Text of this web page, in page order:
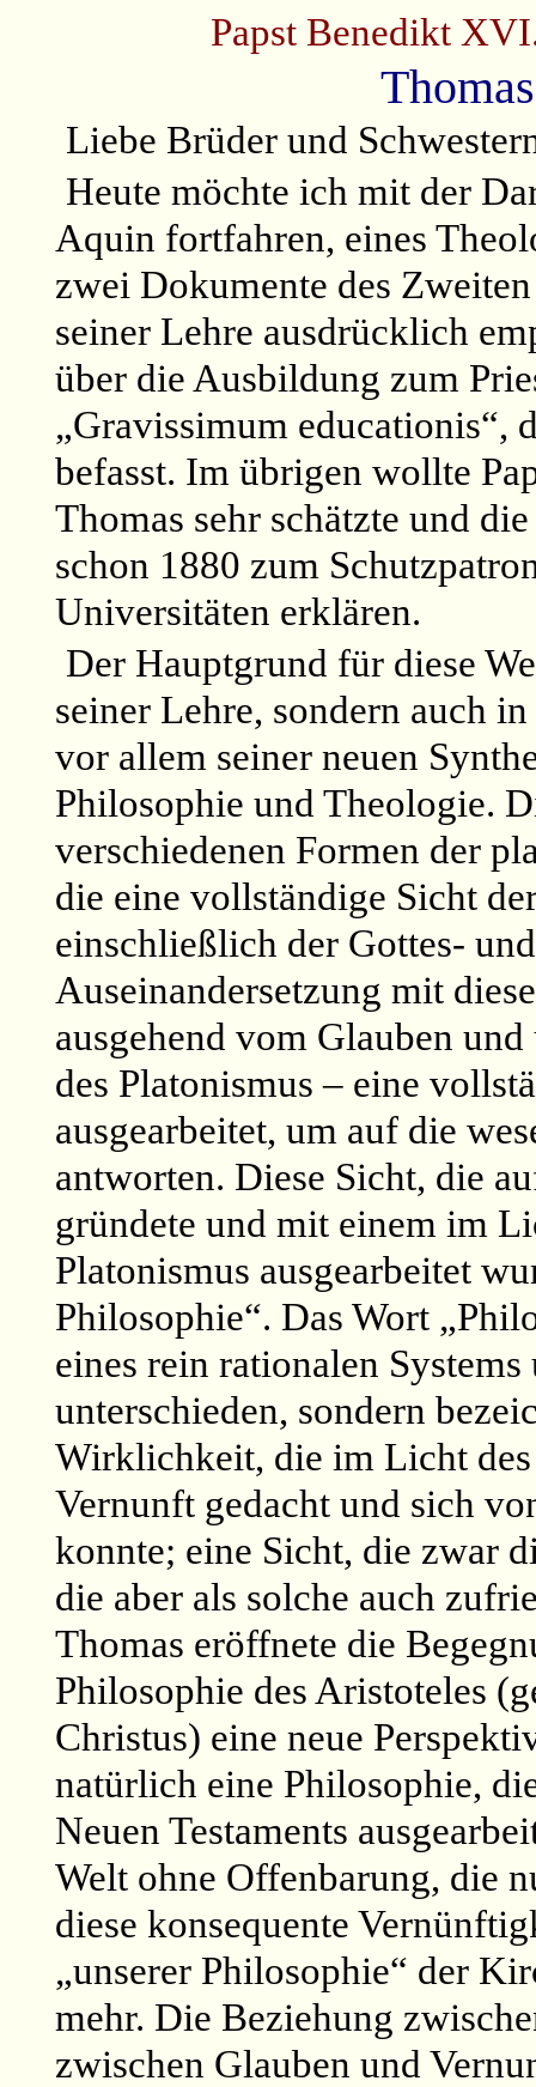
Papst Benedikt
Liebe Brüder und
Heute möchte ich mit der
Aquin fortfahren, eines
zwei Dokumente des
seiner Lehre ausdrücklich
über die Ausbildung zum
„Gravissimum educationis“,
befasst. Im übrigen wollte
Thomas sehr schätzte und
schon 1880 zum
Universitäten erklären.
Der Hauptgrund für diese
seiner Lehre, sondern auch
vor allem seiner neuen
Philosophie und Theologie.
verschiedenen Formen der
die eine vollständige Sicht
einschließlich der Gottes-
Auseinandersetzung mit
ausgehend vom Glauben
des Platonismus – eine
ausgearbeitet, um auf die
antworten. Diese Sicht, die
gründete und mit einem im
Platonismus ausgearbeitet
Philosophie“. Das Wort
eines rein rationalen
unterschieden, sondern
Wirklichkeit, die im Licht des
Vernunft gedacht und sich
konnte; eine Sicht, die zwar
die aber als solche auch
Thomas eröffnete die
Philosophie des Aristoteles
Christus) eine neue
natürlich eine Philosophie,
Neuen Testaments
Welt ohne Offenbarung, die
diese konsequente
„unserer Philosophie“ der
mehr. Die Beziehung
zwischen Glauben und